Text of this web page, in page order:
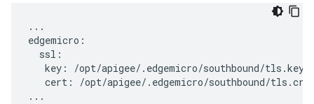
...
edgemicro:
  ssl:
   key: /opt/apigee/.edgemicro/southbound/tls.key
   cert: /opt/apigee/.edgemicro/southbound/tls.crt